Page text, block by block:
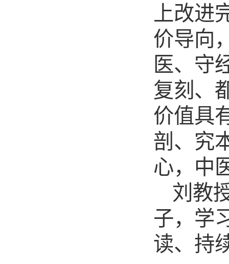
上改进
价导向
医、守
复刻、
价值具
剖、究
心，中
刘教
子，学
读、持